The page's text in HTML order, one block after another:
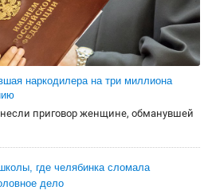
наркодилера на три миллиона
приговор женщине, обманувшей
где челябинка сломала
дело